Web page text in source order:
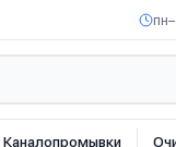
Каналопромывки